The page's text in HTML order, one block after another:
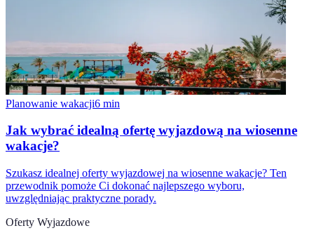
Planowanie wakacji6 min
Jak wybrać idealną ofertę wyjazdową na wiosenne
wakacje?
Szukasz idealnej oferty wyjazdowej na wiosenne wakacje? Ten
przewodnik pomoże Ci dokonać najlepszego wyboru,
uwzględniając praktyczne porady.
Oferty Wyjazdowe